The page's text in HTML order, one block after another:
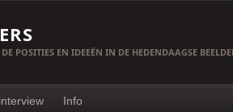
POSITIES EN IDEEËN IN DE HEDENDAAGSE
interview Info